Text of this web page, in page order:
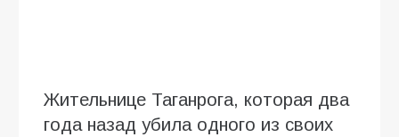
Жительнице Таганрога, которая два
года назад убила одного из своих